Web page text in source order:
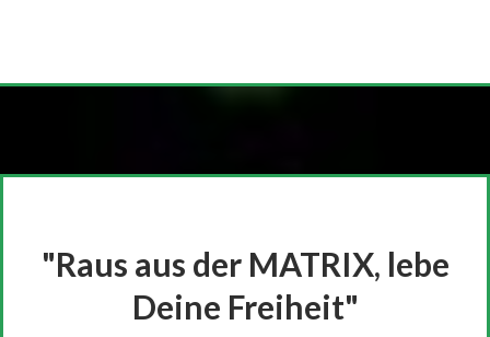
"Raus aus der MATRIX, lebe
Deine Freiheit"